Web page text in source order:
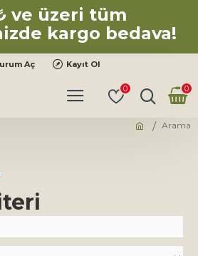
ve üzeri tüm
kargo bedava!
Aç Kayıt Ol
0 0
Arama